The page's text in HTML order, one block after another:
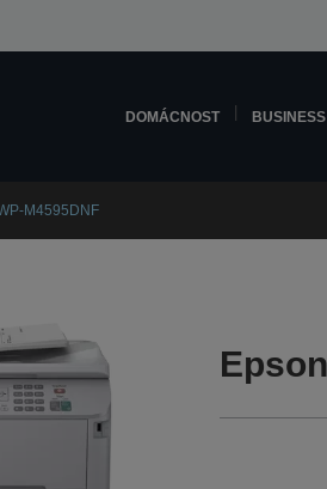
DOMÁCNOST BUSINESS
M4595DNF